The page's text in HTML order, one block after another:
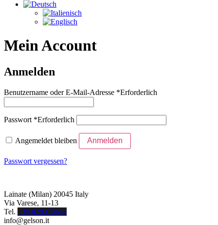
Mein Account
Anmelden
Benutzername oder E-Mail-Adresse *Erforderlich
Passwort *Erforderlich
Angemeldet bleiben Anmelden
Passwort vergessen?
Lainate (Milan) 20045 Italy
Via Varese, 11-13
Tel. +39 029370640
info@gelson.it